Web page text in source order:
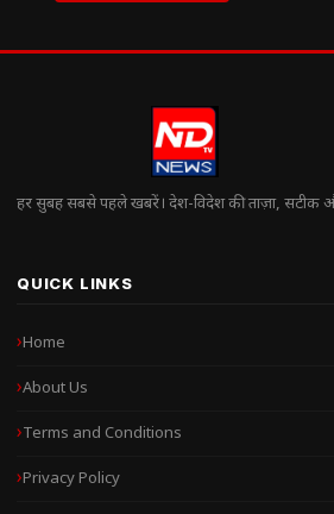
हर सुबह सबसे पहले खबरें। देश-विदेश की ताज़ा, सटीक और
QUICK LINKS
Home
About Us
Terms and Conditions
Privacy Policy